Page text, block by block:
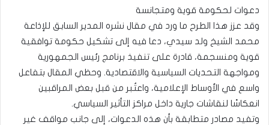
دعوات لحكومة قوية ومتجانسة
وقد عزز هذا الطرح ما ورد في مقال نشره المدير السابق للإذاعة
محمد الشيخ ولد سيدي، دعا فيه إلى تشكيل حكومة توافقية
قوية ومنسجمة، قادرة على تنفيذ برنامج رئيس الجمهورية
ومواجهة التحديات السياسية والاقتصادية. وحظي المقال بتفاعل
واسع في الأوساط الإعلامية، واعتُبر من قبل بعض المراقبين
انعكاسًا لنقاشات جارية داخل مراكز التأثير السياسي.
وتفيد مصادر متطابقة بأن هذه الدعوات، إلى جانب مواقف غير